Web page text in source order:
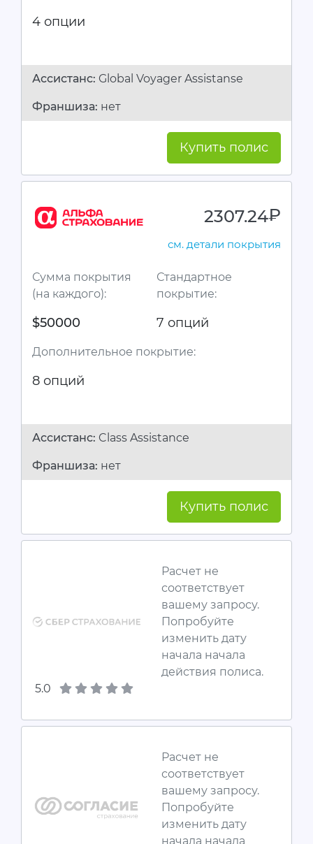
4 опции
Ассистанc: Global Voyager Assistanse
Франшиза: нет
Купить полис
2307.24руб.
см. детали покрытия
Сумма покрытия
(на каждого):
$50000
Стандартное
покрытие:
7 опций
Дополнительное покрытие:
8 опций
Ассистанc: Class Assistance
Франшиза: нет
Купить полис
Расчет не
соответствует
вашему запросу.
Попробуйте
изменить дату
начала начала
действия полиса.
5.0
Расчет не
соответствует
вашему запросу.
Попробуйте
изменить дату
начала начала